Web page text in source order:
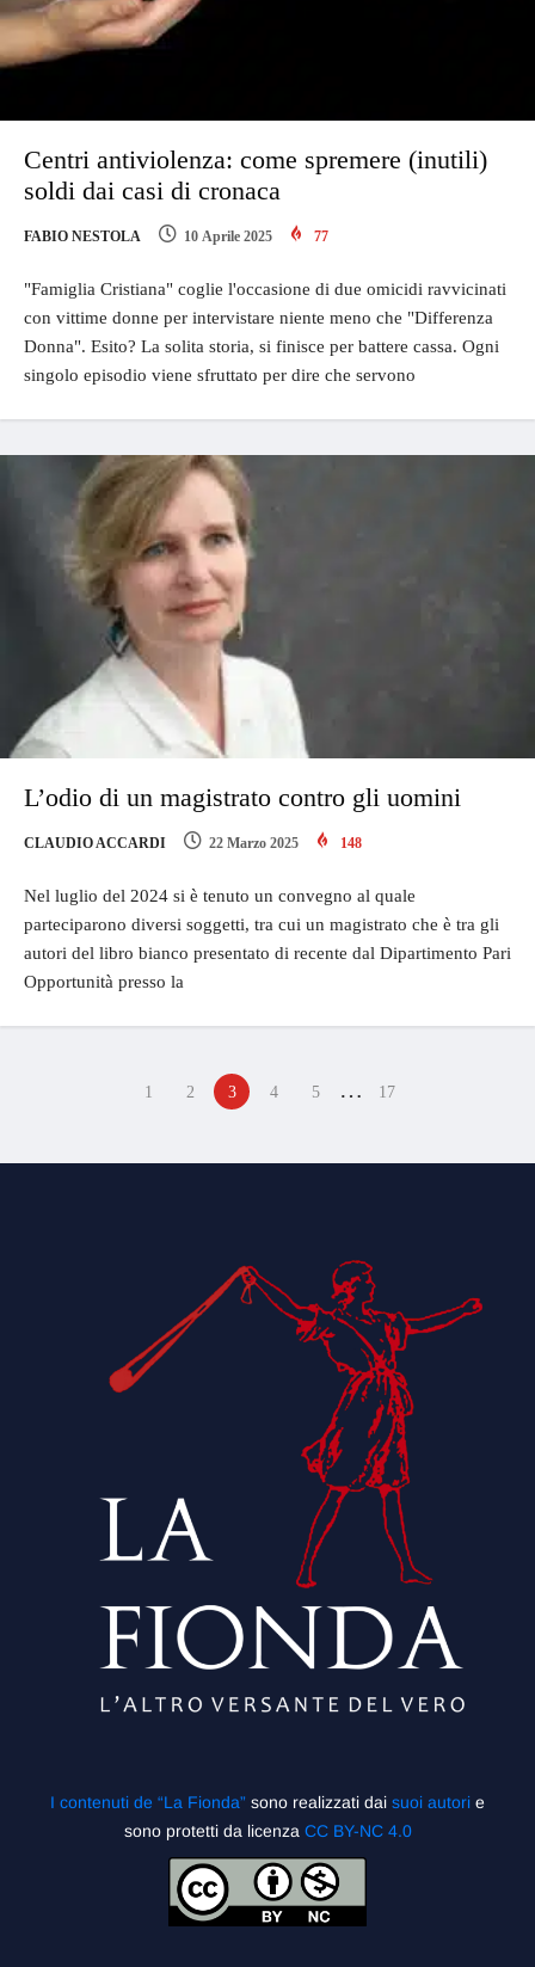
Centri antiviolenza: come spremere (inutili)
soldi dai casi di cronaca
FABIO NESTOLA 10 Aprile 2025 77
"Famiglia Cristiana" coglie l'occasione di due omicidi ravvicinati
con vittime donne per intervistare niente meno che "Differenza
Donna". Esito? La solita storia, si finisce per battere cassa. Ogni
singolo episodio viene sfruttato per dire che servono
L’odio di un magistrato contro gli uomini
CLAUDIO ACCARDI 22 Marzo 2025 148
Nel luglio del 2024 si è tenuto un convegno al quale
parteciparono diversi soggetti, tra cui un magistrato che è tra gli
autori del libro bianco presentato di recente dal Dipartimento Pari
Opportunità presso la
1 2 3 4 5 … 17
I contenuti de “La Fionda” sono realizzati dai suoi autori e
sono protetti da licenza CC BY-NC 4.0